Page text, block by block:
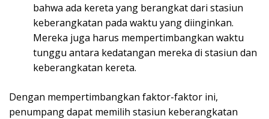
bahwa ada kereta yang berangkat dari stasiun
keberangkatan pada waktu yang diinginkan.
Mereka juga harus mempertimbangkan waktu
tunggu antara kedatangan mereka di stasiun dan
keberangkatan kereta.
Dengan mempertimbangkan faktor-faktor ini,
penumpang dapat memilih stasiun keberangkatan